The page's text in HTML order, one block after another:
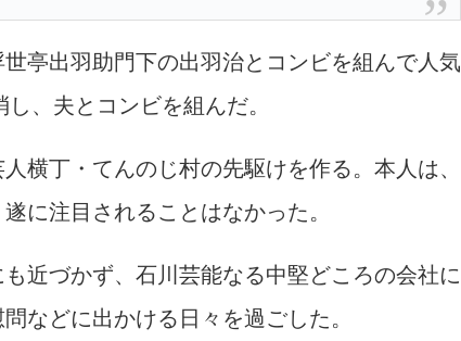
亭出羽助門下の出羽治とコンビを組んで人気
、夫とコンビを組んだ。
横丁・てんのじ村の先駆けを作る。本人は、
に注目されることはなかった。
近づかず、石川芸能なる中堅どころの会社に
などに出かける日々を過ごした。